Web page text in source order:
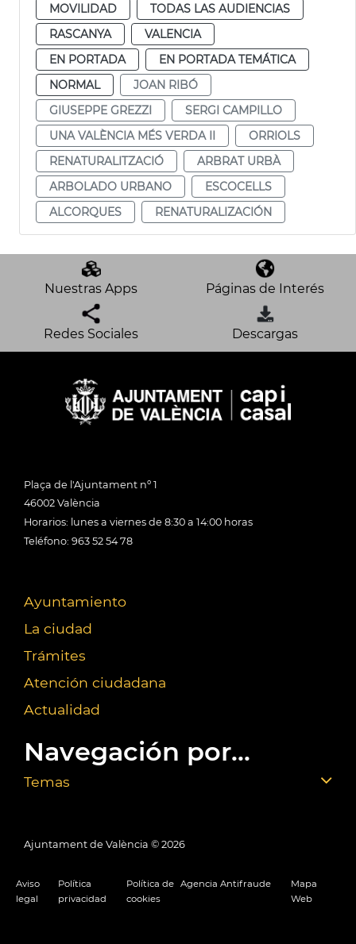
MOVILIDAD
TODAS LAS AUDIENCIAS
RASCANYA
VALENCIA
EN PORTADA
EN PORTADA TEMÁTICA
NORMAL
JOAN RIBÓ
GIUSEPPE GREZZI
SERGI CAMPILLO
UNA VALÈNCIA MÉS VERDA II
ORRIOLS
RENATURALITZACIÓ
ARBRAT URBÀ
ARBOLADO URBANO
ESCOCELLS
ALCORQUES
RENATURALIZACIÓN
Nuestras Apps Páginas de Interés
Redes Sociales Descargas
Plaça de l'Ajuntament nº 1
46002 València
Horarios: lunes a viernes de 8:30 a 14:00 horas
Teléfono: 963 52 54 78
Ayuntamiento
La ciudad
Trámites
Atención ciudadana
Actualidad
Navegación por...
Temas
Ajuntament de València © 2026
Aviso
legal
Política
privacidad
Política de
cookies
Agencia Antifraude
Mapa
Web